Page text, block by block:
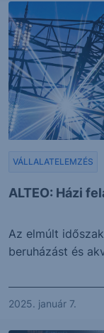
ALTEO: Házi
VÁLLALATELEMZÉS
Az elmúlt
beruházást és
2025. január 7.